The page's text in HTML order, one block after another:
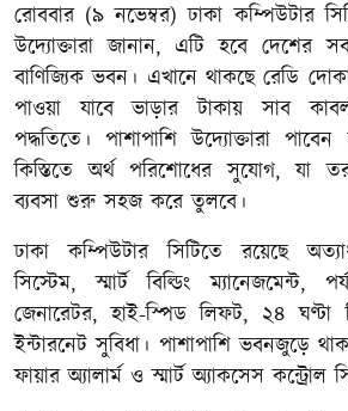
রোববার (৯ নভেম্বর) ঢাকা কম্পিউটার
উদ্যোক্তারা জানান, এটি হবে দেশের
বাণিজ্যিক ভবন। এখানে থাকছে রেডি
পাওয়া যাবে ভাড়ার টাকায় সাব
পদ্ধতিতে। পাশাপাশি উদ্যোক্তারা
কিস্তিতে অর্থ পরিশোধের সুযোগ, যা
ব্যবসা শুরু সহজ করে তুলবে।
ঢাকা কম্পিউটার সিটিতে রয়েছে
সিস্টেম, স্মার্ট বিল্ডিং ম্যানেজমেন্ট,
জেনারেটর, হাই-স্পিড লিফট, ২৪ ঘণ্টা
ইন্টারনেট সুবিধা। পাশাপাশি ভবনজুড়ে
ফায়ার অ্যালার্ম ও স্মার্ট অ্যাকসেস কন্ট্রোল